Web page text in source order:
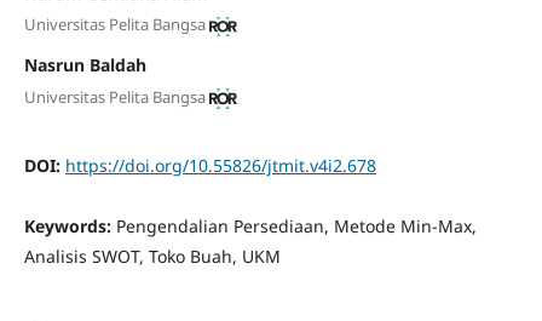
Universitas Pelita Bangsa
Nasrun Baldah
Universitas Pelita Bangsa
DOI: https://doi.org/10.55826/jtmit.v4i2.678
Keywords: Pengendalian Persediaan, Metode Min-Max,
Analisis SWOT, Toko Buah, UKM